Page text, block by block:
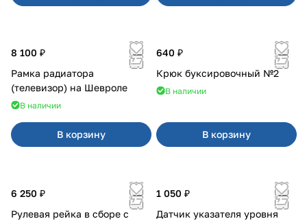
8 100 ₽
Рамка радиатора
(телевизор) на Шевроле
В наличии
В корзину
640 ₽
Крюк буксировочный №2
В наличии
В корзину
6 250 ₽
Рулевая рейка в сборе с
1 050 ₽
Датчик указателя уровня